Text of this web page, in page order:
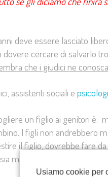
Usiamo cookie per
deve essere lasciato
cercare di salvarlo
che i giudici ne
assistenti sociali e psicologi
un figlio ai genitori è:
I figli non andrebbero
il figlio, dovrebbe fare
macchiato di atti